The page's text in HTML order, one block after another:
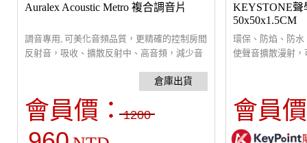
Auralex Acoustic Metro 複合調音片
調音專用, 可美化音頻品質，更精確的控制房間
反射音，吸收、擴散反射中、高音頻，減少音
片拼接安裝簡便，可使用噴膠或透過輔助的懸
掛配件進行掛裝。
會員價：1200
KEYSTONE聲
50x50x1.5CM
環保、防焰、防
使聲音擴散漫射
音板及低音陷阱
貼於音源兩側牆
進行掛裝。
會員